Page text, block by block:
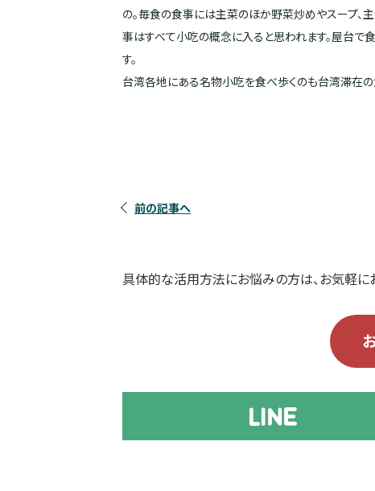
の。毎食の食事には主菜のほか野菜炒めやスープ、
事はすべて小吃の概念に入ると思われます。屋台で
す。
台湾各地にある名物小吃を食べ歩くのも台湾滞在の
前の記事へ
具体的な活用方法にお悩みの方は、お気軽に